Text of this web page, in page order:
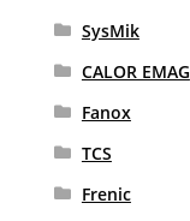
SysMik
CALOR EMAG
Fanox
TCS
Frenic